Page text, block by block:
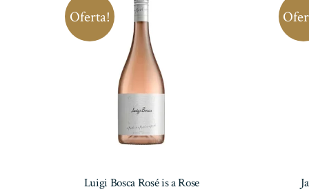
Oferta!
Luigi Bosca Rosé is a Rose